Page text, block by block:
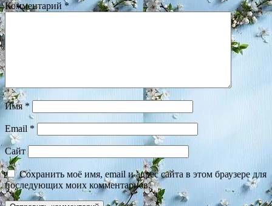
Комментарий*
Имя *
Email *
Сайт
Сохранить моё имя, email и адрес сайта в этом браузере для
последующих моих комментариев.